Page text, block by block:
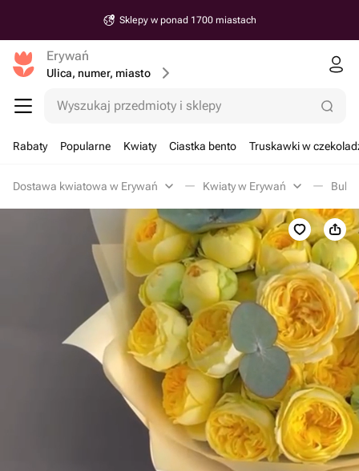
Sklepy w ponad 1700 miastach
Erywań
Ulica, numer, miasto
Wyszukaj przedmioty i sklepy
Rabaty Popularne Kwiaty Ciastka bento Truskawki w
Dostawa kwiatowa w Erywań Kwiaty w Erywań